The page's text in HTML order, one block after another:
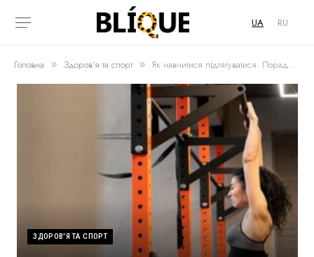
UA RU
Головна » Здоров'я та спорт » Як навчитися підтягуватися: Поради для розвитку сили
ЗДОРОВ'Я ТА СПОРТ